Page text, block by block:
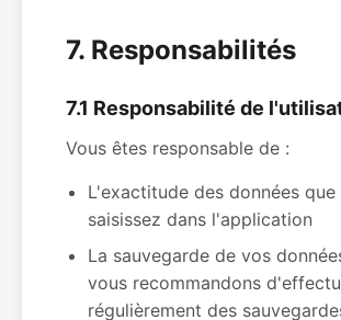
7. Responsabilités
7.1 Responsabilité de
Vous êtes responsable de :
L'exactitude des données que
saisissez dans l'application
La sauvegarde de vos
vous recommandons
régulièrement des